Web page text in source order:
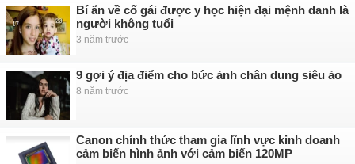
Bí ẩn về cố gái được y học hiện đại mệnh danh là
người không tuổi
3 năm trước
9 gợi ý địa điểm cho bức ảnh chân dung siêu ảo
8 năm trước
Canon chính thức tham gia lĩnh vực kinh doanh
cảm biến hình ảnh với cảm biến 120MP